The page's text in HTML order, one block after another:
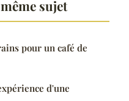
sujet
pour un café de
d'une